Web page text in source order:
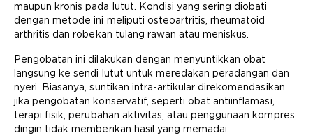
maupun kronis pada lutut. Kondisi yang sering diobati
dengan metode ini meliputi osteoartritis, rheumatoid
arthritis dan robekan tulang rawan atau meniskus.
Pengobatan ini dilakukan dengan menyuntikkan obat
langsung ke sendi lutut untuk meredakan peradangan dan
nyeri. Biasanya, suntikan intra-artikular direkomendasikan
jika pengobatan konservatif, seperti obat antiinflamasi,
terapi fisik, perubahan aktivitas, atau penggunaan kompres
dingin tidak memberikan hasil yang memadai.